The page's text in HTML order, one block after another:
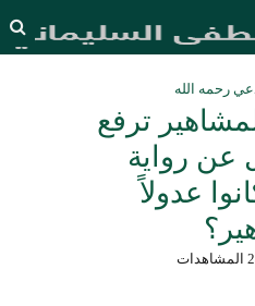
رحمه الله
ترفع
رواية
عدولاً